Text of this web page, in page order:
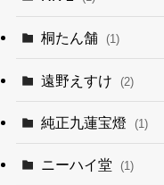
桐たん舗 (1)
遠野えすけ (2)
純正九蓮宝燈 (1)
ニーハイ堂 (1)